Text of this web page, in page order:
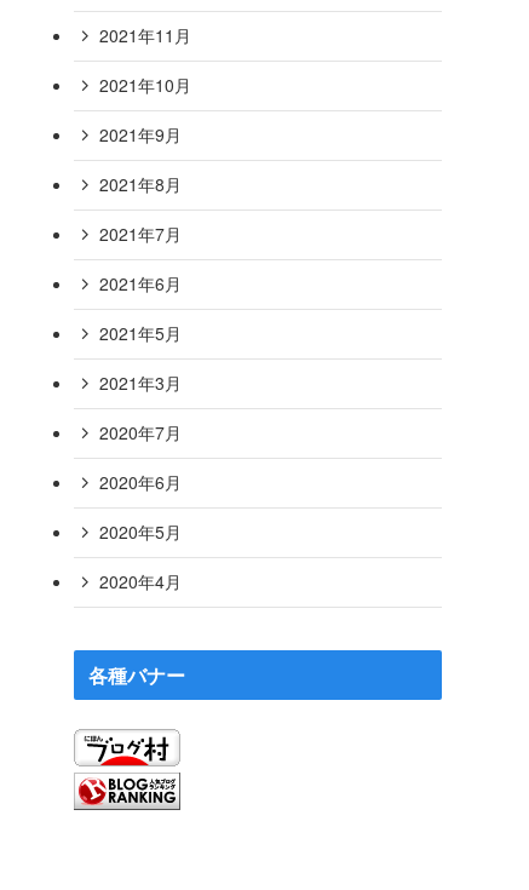
2021年11月
2021年10月
2021年9月
2021年8月
2021年7月
2021年6月
2021年5月
2021年3月
2020年7月
2020年6月
2020年5月
2020年4月
各種バナー